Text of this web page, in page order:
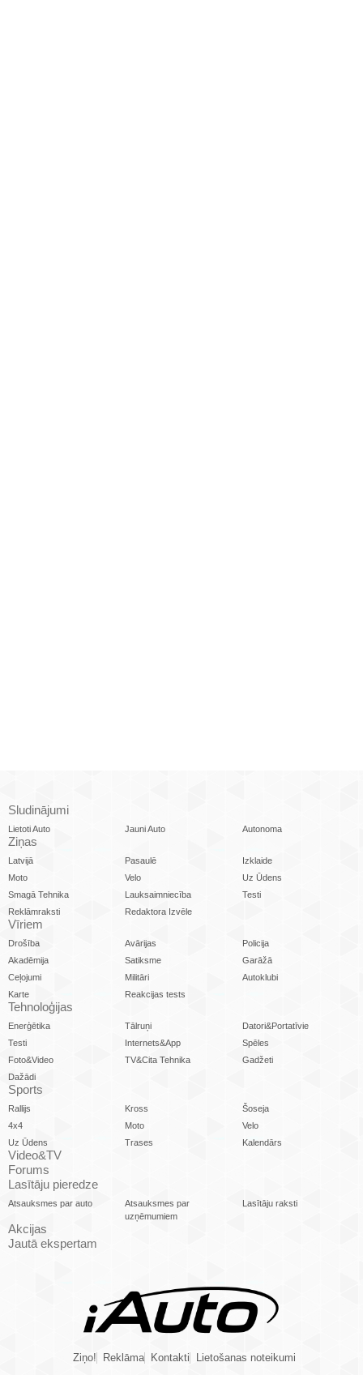
Sludinājumi
Lietoti Auto Jauni Auto Autonoma
Ziņas
Latvijā Pasaulē
Izklaide
Moto
Velo
Uz Ūdens
Smagā Tehnika
Lauksaimniecība
Testi
Reklāmraksti
Redaktora Izvēle
Vīriem
Drošība Avārijas
Policija
Akadēmija
Satiksme
Garāžā
Ceļojumi
Militāri
Autoklubi
Karte
Reakcijas tests
Tehnoloģijas
Enerģētika Tālruņi
Datori&Portatīvie
Testi
Internets&App
Spēles
Foto&Video
TV&Cita Tehnika
Gadžeti
Dažādi
Sports
Rallijs Kross
Šoseja
4x4
Moto
Velo
Uz Ūdens
Trases Kalendārs
Video&TV
Forums
Lasītāju pieredze
Atsauksmes par auto
Atsauksmes par
uzņēmumiem
Lasītāju raksti
Akcijas
Jautā ekspertam
Ziņo! Reklāma Kontakti Lietošanas noteikumi